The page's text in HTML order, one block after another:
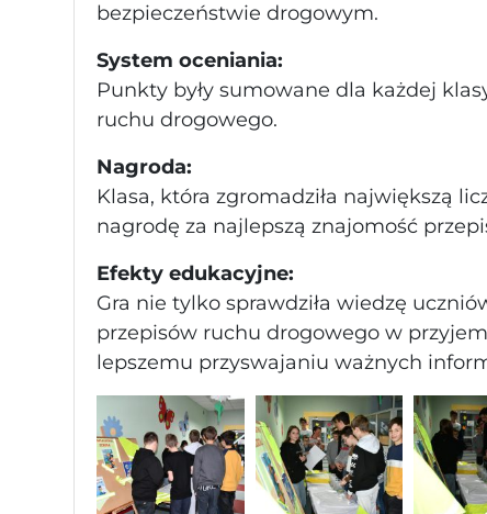
bezpieczeństwie drogowym.
System oceniania:
Punkty były sumowane dla każdej
ruchu drogowego.
Nagroda:
Klasa, która zgromadziła największą
nagrodę za najlepszą znajomość
Efekty edukacyjne:
Gra nie tylko sprawdziła wiedzę
przepisów ruchu drogowego w
lepszemu przyswajaniu ważnych